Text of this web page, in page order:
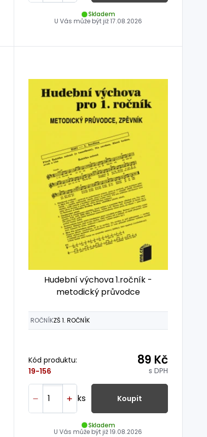
Skladem
U Vás může být již17.08.2026
Hudební výchova 1.ročník -
metodický průvodce
ROČNÍKZŠ 1. ROČNÍK
Kód produktu:
19-156
89 Kč
s DPH
ks Koupit
Skladem
U Vás může být již19.08.2026